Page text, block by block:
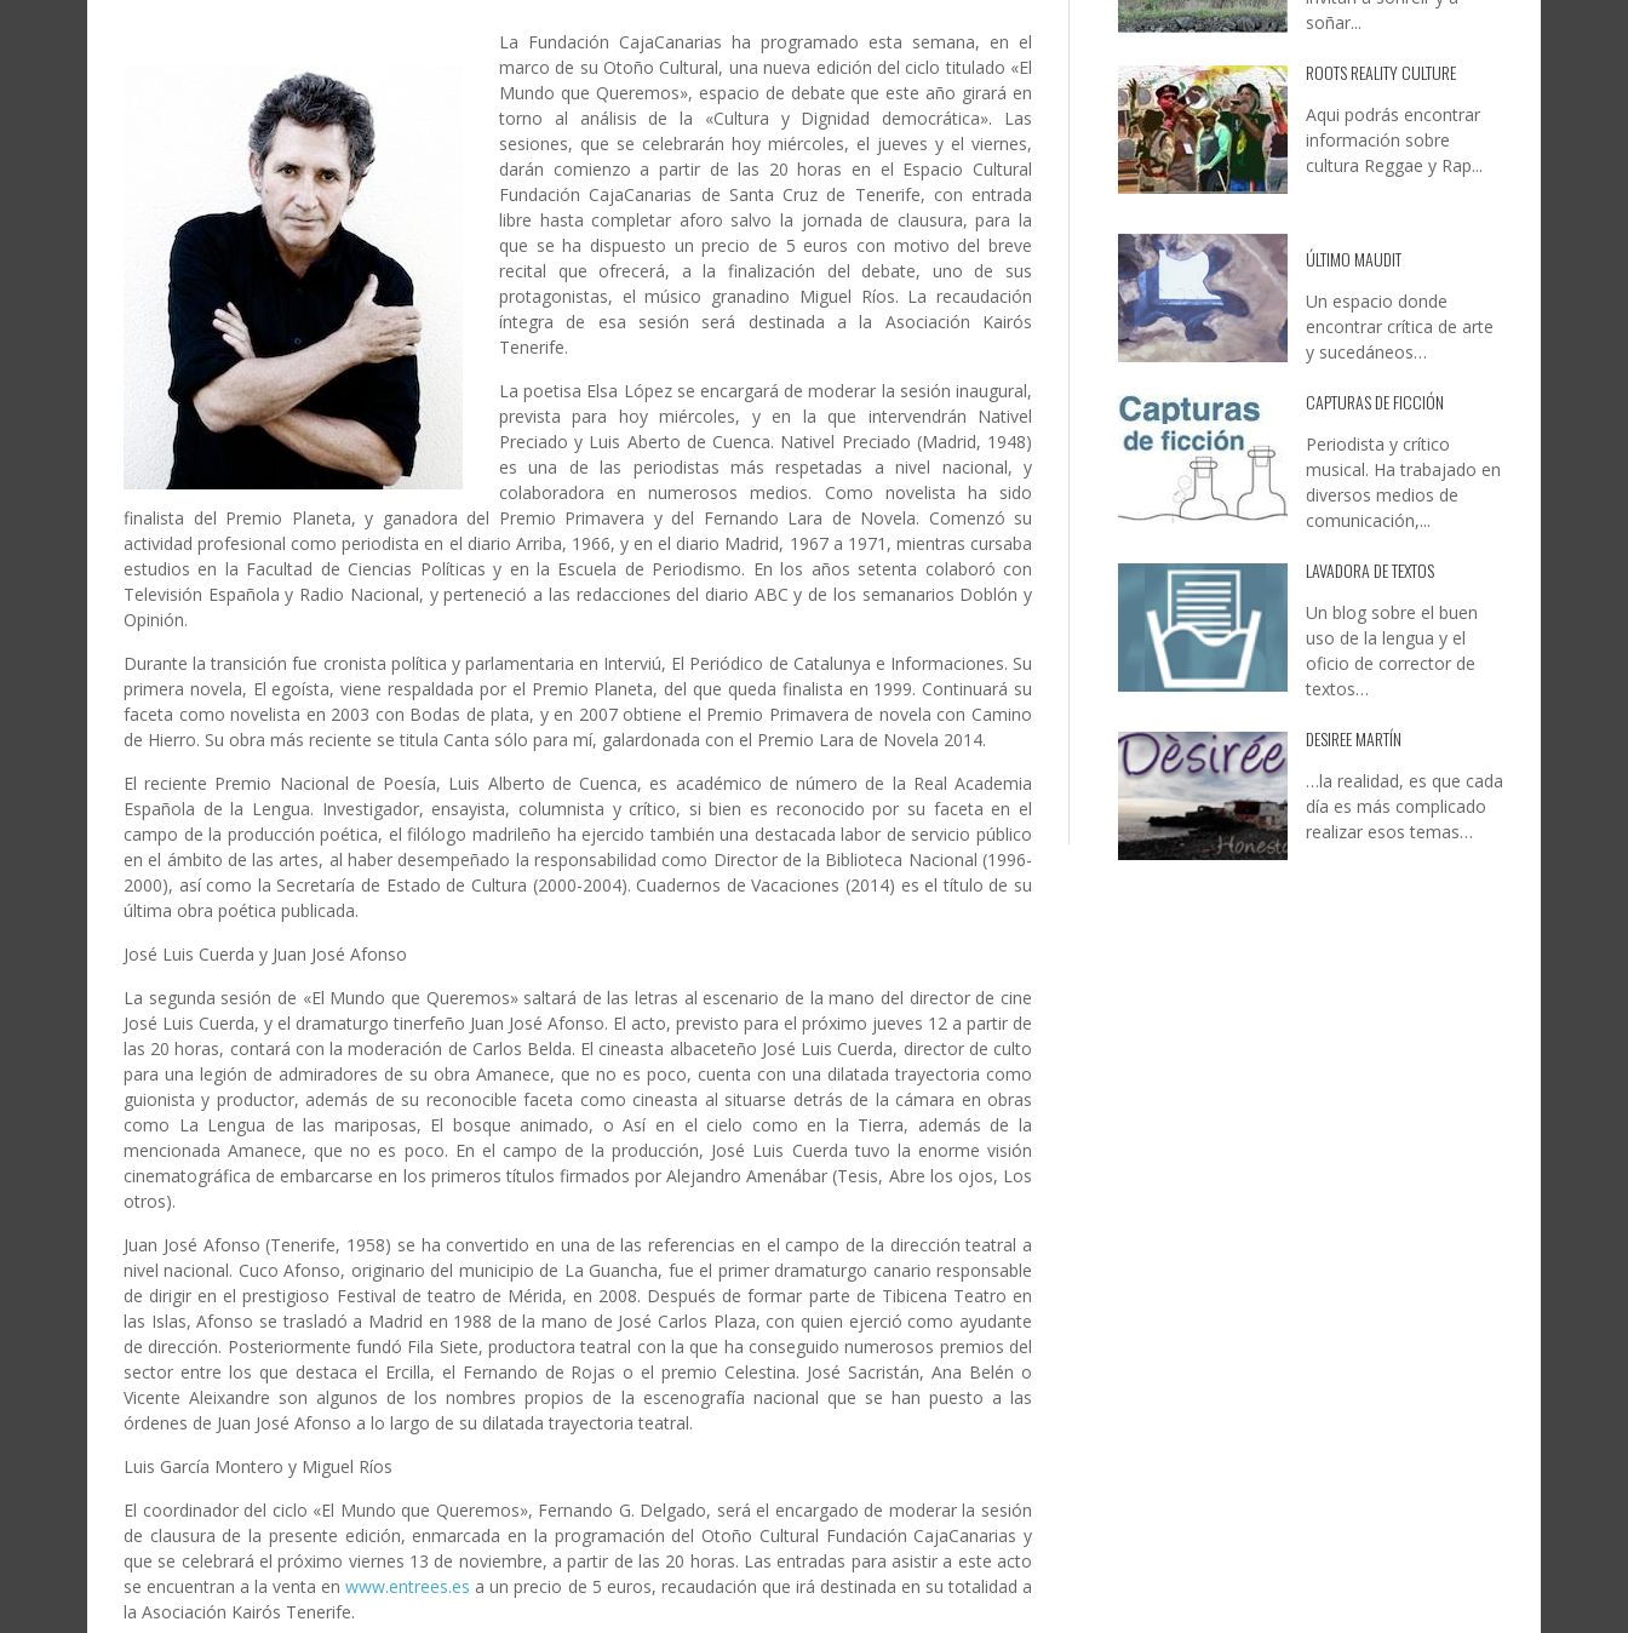
La Fundación CajaCanarias ha programado esta semana, en el
marco de su Otoño Cultural, una nueva edición del ciclo titulado «El
Mundo que Queremos», espacio de debate que este año girará en
torno al análisis de la «Cultura y Dignidad democrática». Las
sesiones, que se celebrarán hoy miércoles, el jueves y el viernes,
darán comienzo a partir de las 20 horas en el Espacio Cultural
Fundación CajaCanarias de Santa Cruz de Tenerife, con entrada
libre hasta completar aforo salvo la jornada de clausura, para la
que se ha dispuesto un precio de 5 euros con motivo del breve
recital que ofrecerá, a la finalización del debate, uno de sus
protagonistas, el músico granadino Miguel Ríos. La recaudación
íntegra de esa sesión será destinada a la Asociación Kairós
Tenerife.
La poetisa Elsa López se encargará de moderar la sesión inaugural,
prevista para hoy miércoles, y en la que intervendrán Nativel
Preciado y Luis Aberto de Cuenca. Nativel Preciado (Madrid, 1948)
es una de las periodistas más respetadas a nivel nacional, y
colaboradora en numerosos medios. Como novelista ha sido
finalista del Premio Planeta, y ganadora del Premio Primavera y del Fernando Lara de Novela. Comenzó su
actividad profesional como periodista en el diario Arriba, 1966, y en el diario Madrid, 1967 a 1971, mientras cursaba
estudios en la Facultad de Ciencias Políticas y en la Escuela de Periodismo. En los años setenta colaboró con
Televisión Española y Radio Nacional, y perteneció a las redacciones del diario ABC y de los semanarios Doblón y
Opinión.
Durante la transición fue cronista política y parlamentaria en Interviú, El Periódico de Catalunya e Informaciones. Su
primera novela, El egoísta, viene respaldada por el Premio Planeta, del que queda finalista en 1999. Continuará su
faceta como novelista en 2003 con Bodas de plata, y en 2007 obtiene el Premio Primavera de novela con Camino
de Hierro. Su obra más reciente se titula Canta sólo para mí, galardonada con el Premio Lara de Novela 2014.
El reciente Premio Nacional de Poesía, Luis Alberto de Cuenca, es académico de número de la Real Academia
Española de la Lengua. Investigador, ensayista, columnista y crítico, si bien es reconocido por su faceta en el
campo de la producción poética, el filólogo madrileño ha ejercido también una destacada labor de servicio público
en el ámbito de las artes, al haber desempeñado la responsabilidad como Director de la Biblioteca Nacional (1996-
2000), así como la Secretaría de Estado de Cultura (2000-2004). Cuadernos de Vacaciones (2014) es el título de su
última obra poética publicada.
José Luis Cuerda y Juan José Afonso
La segunda sesión de «El Mundo que Queremos» saltará de las letras al escenario de la mano del director de cine
José Luis Cuerda, y el dramaturgo tinerfeño Juan José Afonso. El acto, previsto para el próximo jueves 12 a partir de
las 20 horas, contará con la moderación de Carlos Belda. El cineasta albaceteño José Luis Cuerda, director de culto
para una legión de admiradores de su obra Amanece, que no es poco, cuenta con una dilatada trayectoria como
guionista y productor, además de su reconocible faceta como cineasta al situarse detrás de la cámara en obras
como La Lengua de las mariposas, El bosque animado, o Así en el cielo como en la Tierra, además de la
mencionada Amanece, que no es poco. En el campo de la producción, José Luis Cuerda tuvo la enorme visión
cinematográfica de embarcarse en los primeros títulos firmados por Alejandro Amenábar (Tesis, Abre los ojos, Los
otros).
Juan José Afonso (Tenerife, 1958) se ha convertido en una de las referencias en el campo de la dirección teatral a
nivel nacional. Cuco Afonso, originario del municipio de La Guancha, fue el primer dramaturgo canario responsable
de dirigir en el prestigioso Festival de teatro de Mérida, en 2008. Después de formar parte de Tibicena Teatro en
las Islas, Afonso se trasladó a Madrid en 1988 de la mano de José Carlos Plaza, con quien ejerció como ayudante
de dirección. Posteriormente fundó Fila Siete, productora teatral con la que ha conseguido numerosos premios del
sector entre los que destaca el Ercilla, el Fernando de Rojas o el premio Celestina. José Sacristán, Ana Belén o
Vicente Aleixandre son algunos de los nombres propios de la escenografía nacional que se han puesto a las
órdenes de Juan José Afonso a lo largo de su dilatada trayectoria teatral.
Luis García Montero y Miguel Ríos
El coordinador del ciclo «El Mundo que Queremos», Fernando G. Delgado, será el encargado de moderar la sesión
de clausura de la presente edición, enmarcada en la programación del Otoño Cultural Fundación CajaCanarias y
que se celebrará el próximo viernes 13 de noviembre, a partir de las 20 horas. Las entradas para asistir a este acto
se encuentran a la venta enwww.entrees.es a un precio de 5 euros, recaudación que irá destinada en su totalidad a
la Asociación Kairós Tenerife.
soñar...
ROOTS REALITY CULTURE
Aqui podrás encontrar
información sobre
cultura Reggae y Rap...
ÚLTIMO MAUDIT
Un espacio donde
encontrar crítica de arte
y sucedáneos…
CAPTURAS DE FICCIÓN
Periodista y crítico
musical. Ha trabajado en
diversos medios de
comunicación,...
LAVADORA DE TEXTOS
Un blog sobre el buen
uso de la lengua y el
oficio de corrector de
textos…
DESIREE MARTÍN
…la realidad, es que cada
día es más complicado
realizar esos temas…